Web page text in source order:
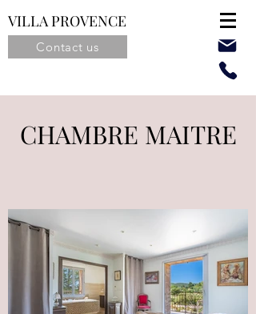
VILLA PROVENCE
Contact us
CHAMBRE MAITRE